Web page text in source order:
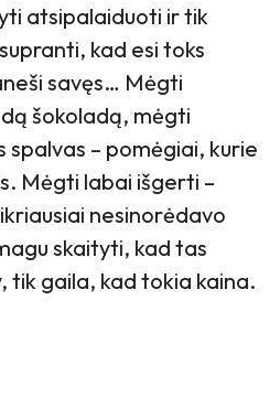
atsipalaiduoti ir tik
kad esi toks
savęs… Mėgti
šokoladą, mėgti
spalvas – pomėgiai, kurie
Mėgti labai išgerti –
nesinorėdavo
skaityti, kad tas
tik gaila, kad tokia kaina.